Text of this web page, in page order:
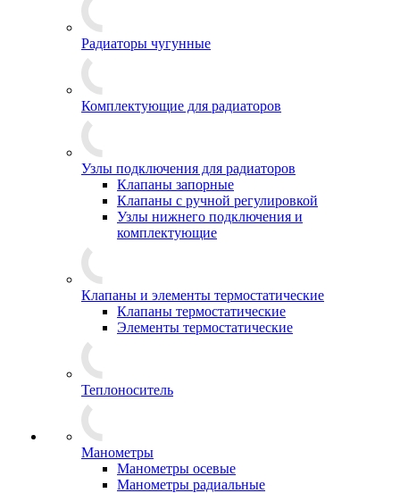
Радиаторы чугунные
Комплектующие для радиаторов
Узлы подключения для радиаторов
Клапаны запорные
Клапаны с ручной регулировкой
Узлы нижнего подключения и
комплектующие
Клапаны и элементы термостатические
Клапаны термостатические
Элементы термостатические
Теплоноситель
Манометры
Манометры осевые
Манометры радиальные